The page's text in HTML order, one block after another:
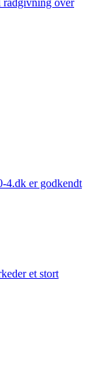
4.dk er godkendt
et stort